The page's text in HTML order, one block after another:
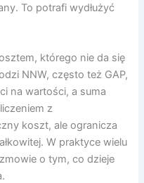
To potrafi wydłużyć
którego nie da się
NNW, często też GAP,
na wartości, a suma
z
koszt, ale ogranicza
W praktyce wielu
o tym, co dzieje